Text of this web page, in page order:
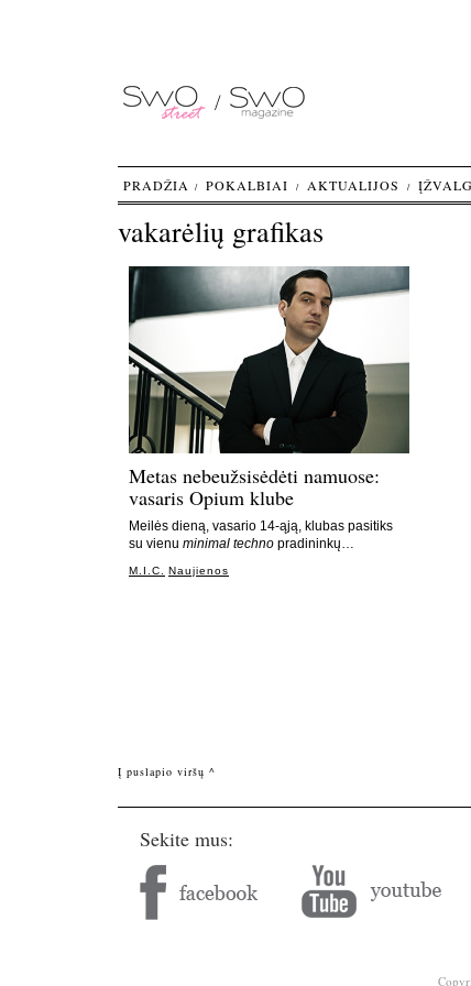
vakarėlių grafikas
Metas nebeužsisėdėti namuose:
vasaris Opium klube
Meilės dieną, vasario 14-ąją, klubas pasitiks
su vienu minimal techno pradininkų…
M.I.C. Naujienos
PRADŽIA POKALBIAI AKTUALIJOS
Į puslapio viršų ^
Sekite mus: